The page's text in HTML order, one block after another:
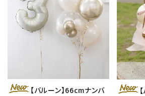
【バルーン】66cmナンバ